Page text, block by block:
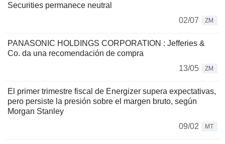
Securities permanece neutral
02/07
ZM
PANASONIC HOLDINGS CORPORATION : Jefferies &
Co. da una recomendación de compra
13/05
ZM
El primer trimestre fiscal de Energizer supera expectativas,
pero persiste la presión sobre el margen bruto, según
Morgan Stanley
09/02
MT